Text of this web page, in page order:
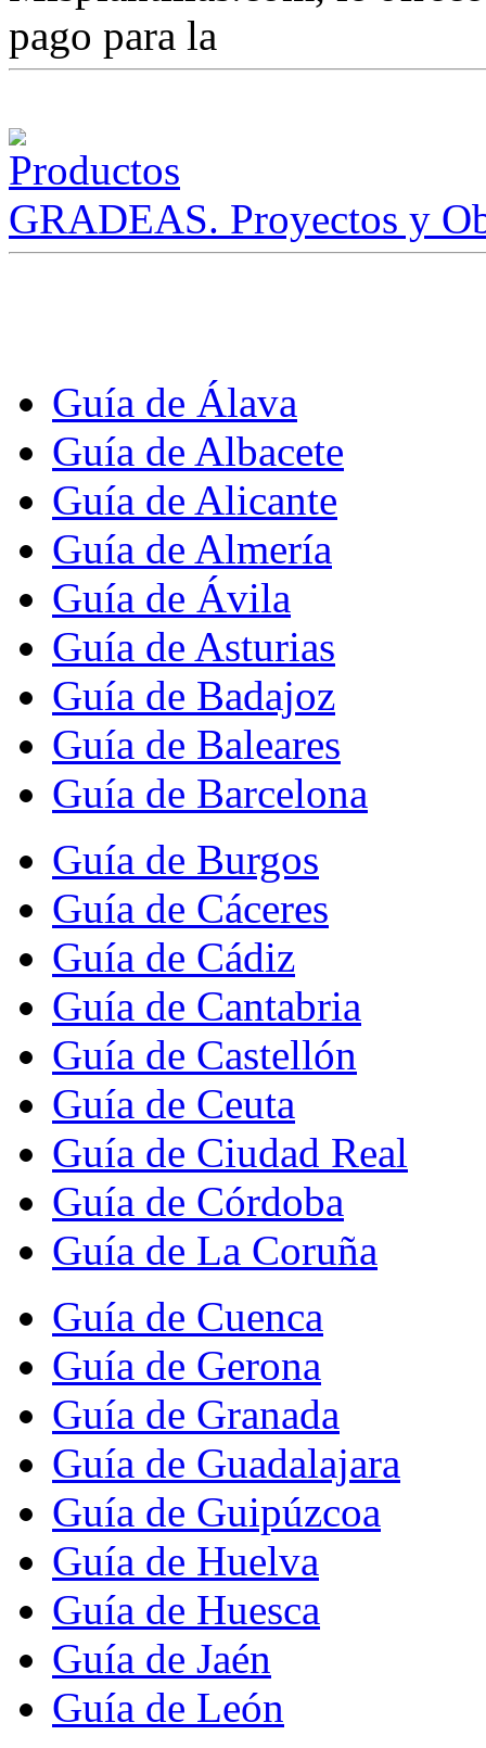
pago para la
GRADEAS. Proyectos y
Guía de Álava
Guía de Albacete
Guía de Alicante
Guía de Almería
Guía de Ávila
Guía de Asturias
Guía de Badajoz
Guía de Baleares
Guía de Barcelona
Guía de Burgos
Guía de Cáceres
Guía de Cádiz
Guía de Cantabria
Guía de Castellón
Guía de Ceuta
Guía de Ciudad Real
Guía de Córdoba
Guía de La Coruña
Guía de Cuenca
Guía de Gerona
Guía de Granada
Guía de Guadalajara
Guía de Guipúzcoa
Guía de Huelva
Guía de Huesca
Guía de Jaén
Guía de León